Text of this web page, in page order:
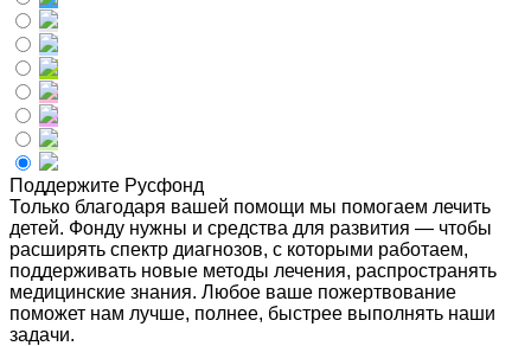
Поддержите Русфонд
Только благодаря вашей помощи мы помогаем лечить
детей. Фонду нужны и средства для развития — чтобы
расширять спектр диагнозов, с которыми работаем,
поддерживать новые методы лечения, распространять
медицинские знания. Любое ваше пожертвование
поможет нам лучше, полнее, быстрее выполнять наши
задачи.